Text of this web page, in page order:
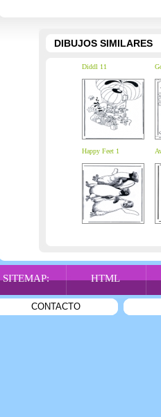
DIBUJOS SIMILARES
Diddl 11
Happy Feet 1
SITEMAP: HTML
CONTACTO